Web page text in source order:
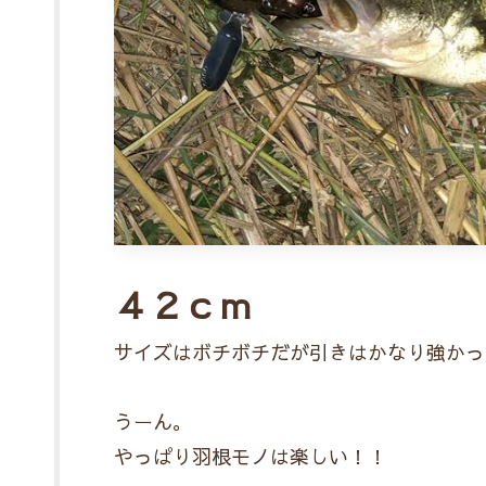
４２ｃｍ
サイズはボチボチだが引きはかなり強か
うーん。
やっぱり羽根モノは楽しい！！